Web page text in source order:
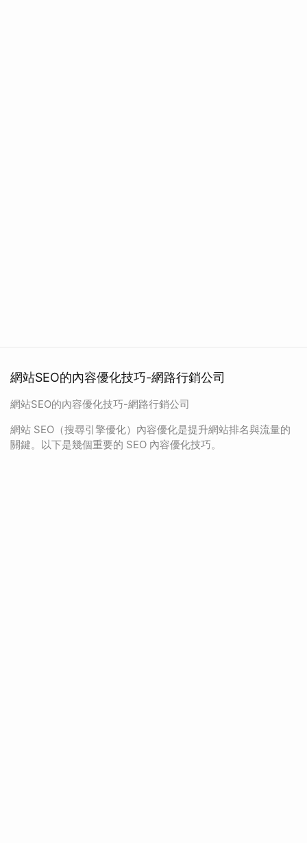
網站SEO的內容優化技巧-網路行銷公司
網站SEO的內容優化技巧-網路行銷公司
網站 SEO（搜尋引擎優化）內容優化是提升網站排名與流量的
關鍵。以下是幾個重要的 SEO 內容優化技巧。